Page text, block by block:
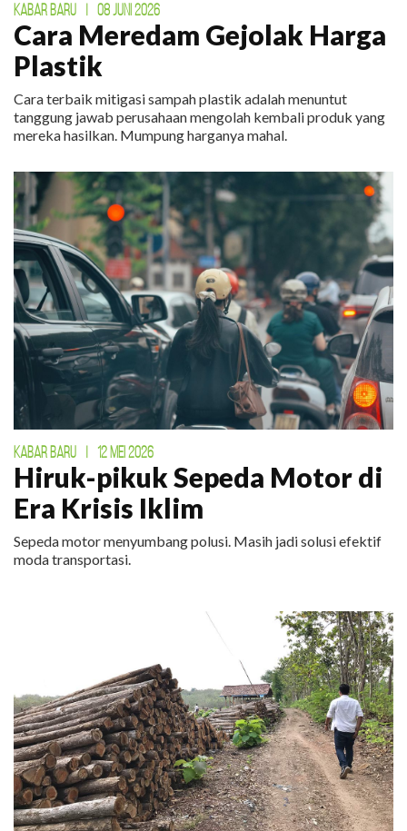
KABAR BARU 08 JUNI 2026
Cara Meredam Gejolak Harga
Plastik
Cara terbaik mitigasi sampah plastik adalah menuntut
tanggung jawab perusahaan mengolah kembali produk yang
mereka hasilkan. Mumpung harganya mahal.
KABAR BARU 12 MEI 2026
Hiruk-pikuk Sepeda Motor di
Era Krisis Iklim
Sepeda motor menyumbang polusi. Masih jadi solusi efektif
moda transportasi.